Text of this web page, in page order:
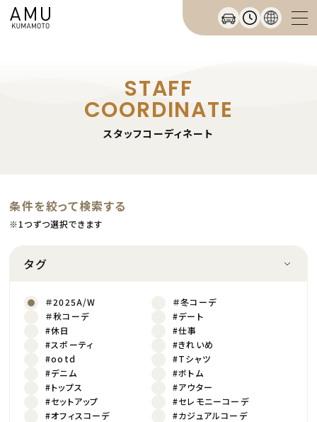
STAFF
COORDINATE
スタッフコーディネート
条件を絞って検索する
※1つずつ選択できます
タグ
＃2025A/W
＃冬コーデ
＃秋コーデ
#デート
#休日
#仕事
#スポーティ
#きれいめ
#ootd
#Tシャツ
#デニム
#ボトム
#トップス
#アウター
#セットアップ
#セレモニーコーデ
#オフィスコーデ
#カジュアルコーデ